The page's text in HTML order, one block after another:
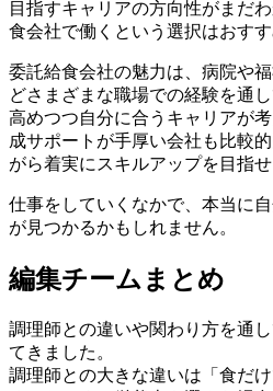
目指すキャリアの方向性がまだ
食会社で働くという選択はおすす
委託給食会社の魅力は、病院や
どさまざまな職場での経験を通
高めつつ自分に合うキャリアが考
成サポートが手厚い会社も比較的
がら着実にスキルアップを目指せ
仕事をしていくなかで、本当に
が見つかるかもしれません。
編集チームまとめ
調理師との違いや関わり方を通
てきました。
調理師との大きな違いは「食だ